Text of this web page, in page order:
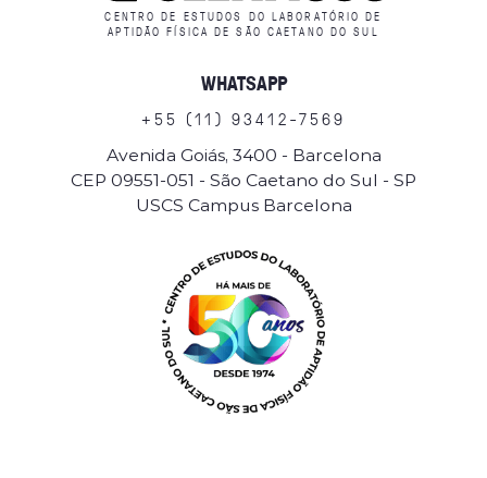
CENTRO DE ESTUDOS DO LABORATÓRIO DE
APTIDÃO FÍSICA DE SÃO CAETANO DO SUL
WHATSAPP
+55 (11 ) 9341 2-7569
Avenida Goiás, 3400 - Barcelona
CEP 09551-051 - São Caetano do Sul - SP
USCS Campus Barcelona